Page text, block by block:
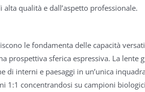
qualità e dall’aspetto professionale.
le fondamenta delle capacità
prospettiva sferica espressiva. La lente
di interni e paesaggi in un’unica
1:1 concentrandosi su campioni